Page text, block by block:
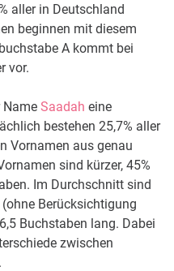
aller in Deutschland
beginnen mit diesem
A kommt bei
vor.
Name Saadah eine
bestehen 25,7% aller
Vornamen aus genau
sind kürzer, 45%
Im Durchschnitt sind
Berücksichtigung
Buchstaben lang. Dabei
zwischen